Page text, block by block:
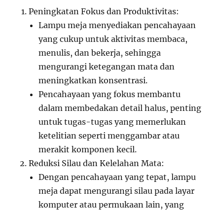
Peningkatan Fokus dan Produktivitas:
Lampu meja menyediakan pencahayaan
yang cukup untuk aktivitas membaca,
menulis, dan bekerja, sehingga
mengurangi ketegangan mata dan
meningkatkan konsentrasi.
Pencahayaan yang fokus membantu
dalam membedakan detail halus, penting
untuk tugas-tugas yang memerlukan
ketelitian seperti menggambar atau
merakit komponen kecil.
Reduksi Silau dan Kelelahan Mata:
Dengan pencahayaan yang tepat, lampu
meja dapat mengurangi silau pada layar
komputer atau permukaan lain, yang